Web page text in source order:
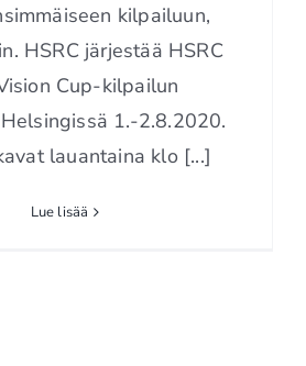
kilpailuun,
HSRC järjestää HSRC
Cup-kilpailun
1.-2.8.2020.
lauantaina klo [...]
Lue lisää